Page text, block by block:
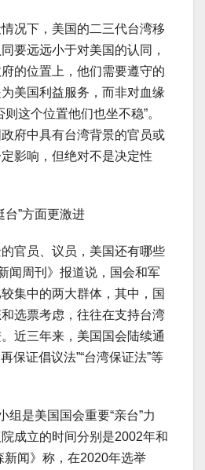
下，美国的二三代台湾移
要远远小于对美国的认同，
的位置上，他们需要遵守的
美国利益服务，而非对血缘
则这个位置他们也坐不稳”。
府中具有台湾背景的官员或
影响，但绝对不是决定性
”方面更激进
员、议员，美国还有哪些
闻周刊》报道说，国会和军
集中的两大群体，其中，国
选票考虑，往往在支持台湾
近三年来，美国国会陆续通
保证倡议法”“台湾保证法”等
是美国国会重要“亲台”力
成立的时间分别是2002年和
新闻》称，在2020年选举